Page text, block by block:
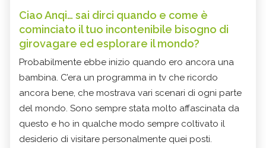
Ciao Anqi… sai dirci quando e come è
cominciato il tuo incontenibile bisogno di
girovagare ed esplorare il mondo?
Probabilmente ebbe inizio quando ero ancora una
bambina. C’era un programma in tv che ricordo
ancora bene, che mostrava vari scenari di ogni parte
del mondo. Sono sempre stata molto affascinata da
questo e ho in qualche modo sempre coltivato il
desiderio di visitare personalmente quei posti.